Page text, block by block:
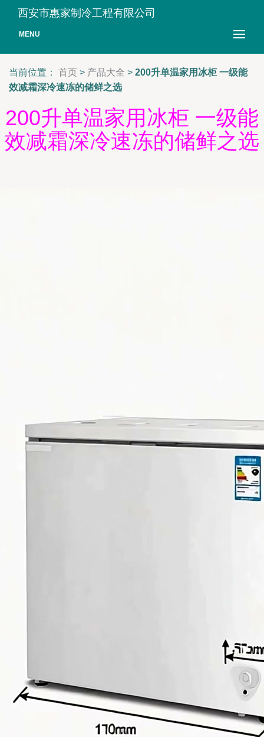
西安市惠家制冷工程有限公司
MENU
当前位置： 首页 > 产品大全 > 200升单温家用冰柜 一级能
效减霜深冷速冻的储鲜之选
200升单温家用冰柜 一级能
效减霜深冷速冻的储鲜之选